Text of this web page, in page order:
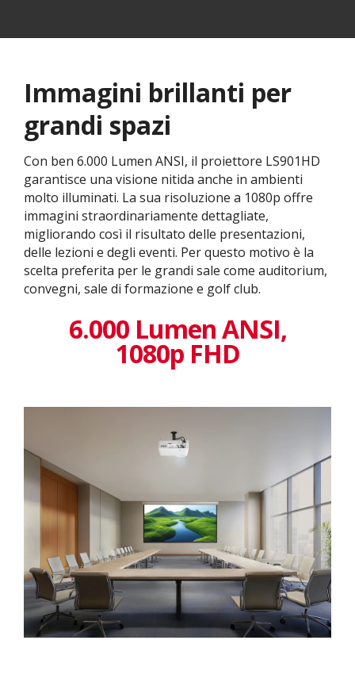
Immagini brillanti per
grandi spazi
Con ben 6.000 Lumen ANSI, il proiettore LS901HD
garantisce una visione nitida anche in ambienti
molto illuminati. La sua risoluzione a 1080p offre
immagini straordinariamente dettagliate,
migliorando così il risultato delle presentazioni,
delle lezioni e degli eventi. Per questo motivo è la
scelta preferita per le grandi sale come auditorium,
convegni, sale di formazione e golf club.
6.000 Lumen ANSI,
1080p FHD